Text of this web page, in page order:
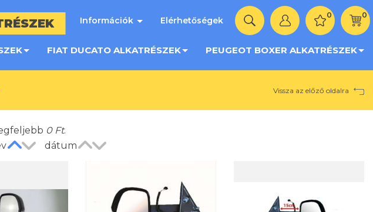
Információk Elérhetőségek
0 0
FIAT DUCATO ALKATRÉSZEK PEUGEOT BOXER ALKATRÉSZEK
Vissza az előző oldalra
0Ft.
dátum